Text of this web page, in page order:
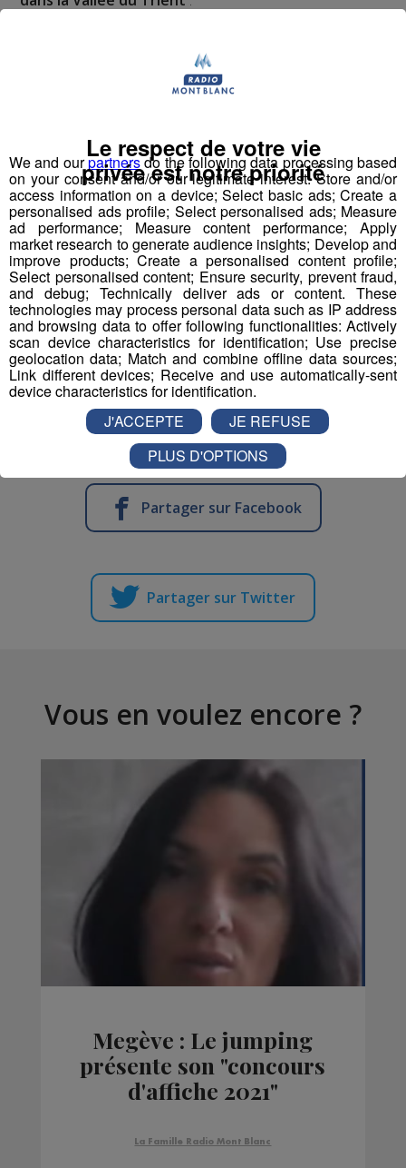
Vos invitations seront à gagner prochainement dans
Destination Eté !
Partager sur Facebook
Partager sur Twitter
Vous en voulez encore ?
Megève : Le jumping
présente son "concours
d'affiche 2021"
La Famille Radio Mont Blanc
We and ourpartnersdo the following data processing based
on your consent and/or our legitimate interest: Store and/or
access information on a device; Select basic ads; Create a
personalised ads profile; Select personalised ads; Measure
ad performance; Measure content performance; Apply
market research to generate audience insights; Develop and
improve products; Create a personalised content profile;
Select personalised content; Ensure security, prevent fraud,
and debug; Technically deliver ads or content. These
technologies may process personal data such as IP address
and browsing data to offer following functionalities: Actively
scan device characteristics for identification; Use precise
geolocation data; Match and combine offline data sources;
Link different devices; Receive and use automatically-sent
device characteristics for identification.
Le respect de votre vie
privée est notre priorité
J'ACCEPTE
JE REFUSE
PLUS D'OPTIONS